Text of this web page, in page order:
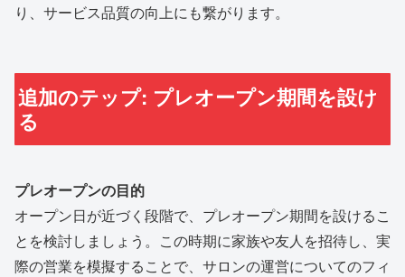
り、サービス品質の向上にも繋がります。
追加のテップ: プレオープン期間を設け
る
プレオープンの目的
オープン日が近づく段階で、プレオープン期間を設けるこ
とを検討しましょう。この時期に家族や友人を招待し、実
際の営業を模擬することで、サロンの運営についてのフィ